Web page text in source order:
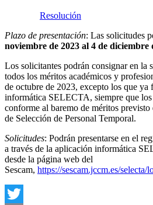
Resolución
Plazo de presentación: Las solicitudes
noviembre de 2023 al 4 de diciembre
Los solicitantes podrán consignar en la
todos los méritos académicos y
de octubre de 2023, excepto los que ya
informática SELECTA, siempre que los
conforme al baremo de méritos previsto
de Selección de Personal Temporal.
Solicitudes: Podrán presentarse en el
a través de la aplicación informática
desde la página web del
Sescam, https://sescam.jccm.es/selecta/